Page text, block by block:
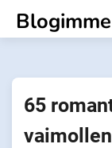
sisältöön
Blogimme
Tietoa Meistä
65